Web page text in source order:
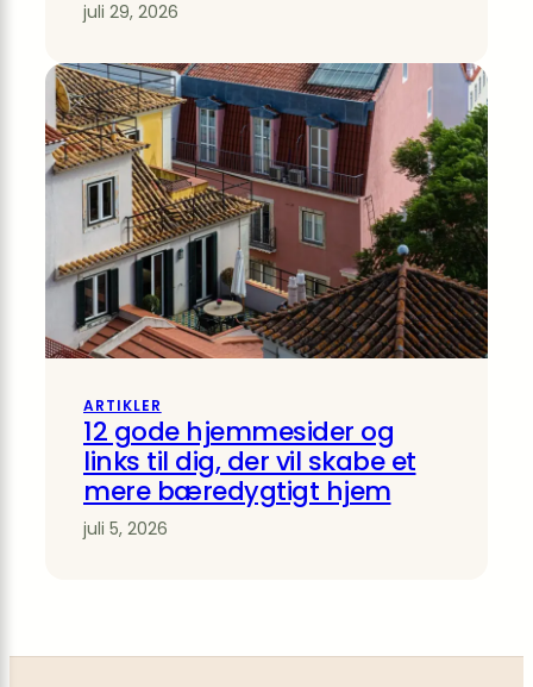
juli 29, 2026
ARTIKLER
12 gode hjemmesider og
links til dig, der vil skabe et
mere bæredygtigt hjem
juli 5, 2026